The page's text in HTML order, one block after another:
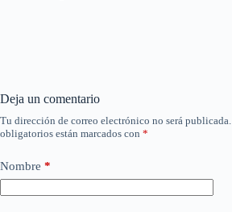
Deja un comentario
Tu dirección de correo electrónico no será publicada.
obligatorios están marcados con *
Nombre *